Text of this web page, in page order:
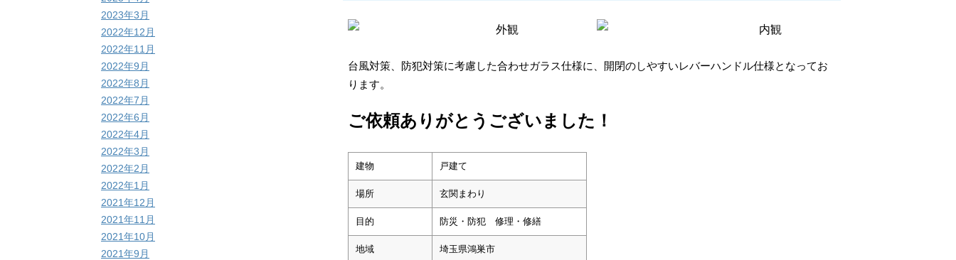
外観 内観
台風対策、防犯対策に考慮した合わせガラス仕様に、開閉のしやすいレバーハンドル仕様となってお
ります。
ご依頼ありがとうございました！
建物 戸建て
場所 玄関まわり
目的 防災・防犯 修理・修繕
地域 埼玉県鴻巣市
2023年3月
2022年12月
2022年11月
2022年9月
2022年8月
2022年7月
2022年6月
2022年4月
2022年3月
2022年2月
2022年1月
2021年12月
2021年11月
2021年10月
2021年9月